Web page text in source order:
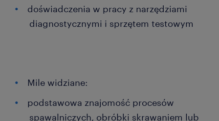
doświadczenia w pracy z narzędziami
diagnostycznymi i sprzętem testowym
Mile widziane:
podstawowa znajomość procesów
spawalniczych, obróbki skrawaniem lub